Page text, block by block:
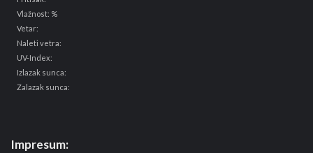
Vlažnost: %
Vetar:
Naleti vetra:
UV-Index:
Izlazak sunca:
Zalazak sunca:
Impresum: